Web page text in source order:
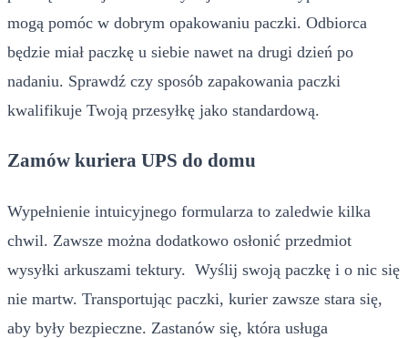
mogą pomóc w dobrym opakowaniu paczki. Odbiorca
będzie miał paczkę u siebie nawet na drugi dzień po
nadaniu. Sprawdź czy sposób zapakowania paczki
kwalifikuje Twoją przesyłkę jako standardową.
Zamów kuriera UPS do domu
Wypełnienie intuicyjnego formularza to zaledwie kilka
chwil. Zawsze można dodatkowo osłonić przedmiot
wysyłki arkuszami tektury. Wyślij swoją paczkę i o nic się
nie martw. Transportując paczki, kurier zawsze stara się,
aby były bezpieczne. Zastanów się, która usługa